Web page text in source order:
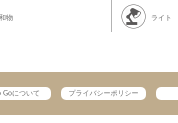
物 ライト
Goについて プライバシーポリシー